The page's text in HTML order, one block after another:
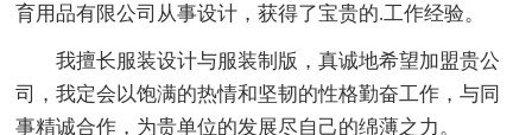
育用品有限公司从事设计，获得了宝贵的.工作经验。
我擅长服装设计与服装制版，真诚地希望加盟贵公
司，我定会以饱满的热情和坚韧的性格勤奋工作，与同
事精诚合作，为贵单位的发展尽自己的绵薄之力。